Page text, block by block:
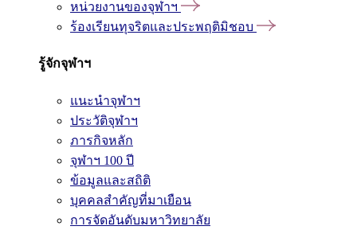
หน่วยงานของจุฬาฯ
ร้องเรียนทุจริตและประพฤติมิชอบ
รู้จักจุฬาฯ
แนะนำจุฬาฯ
ประวัติจุฬาฯ
ภารกิจหลัก
จุฬาฯ 100 ปี
ข้อมูลและสถิติ
บุคคลสำคัญที่มาเยือน
การจัดอันดับมหาวิทยาลัย